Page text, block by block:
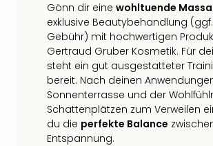
Gönn dir eine wohltuende
exklusive Beautybehandlung
Gebühr) mit hochwertigen
Gertraud Gruber Kosmetik. Für
steht ein gut ausgestatteter
bereit. Nach deinen
Sonnenterrasse und der
Schattenplätzen zum Verweilen
du die perfekte Balance
Entspannung.